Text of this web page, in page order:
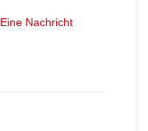
Eine Nachricht